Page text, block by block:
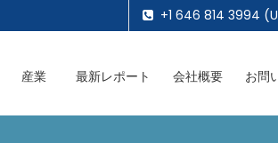
+1 646 814 3994
産業 最新レポート 会社概要 お問